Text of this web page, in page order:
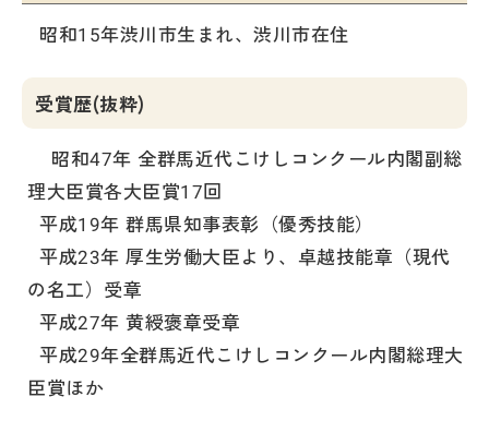
昭和15年渋川市生まれ、渋川市在住
受賞歴(抜粋)
昭和47年 全群馬近代こけしコンクール内閣副総
理大臣賞各大臣賞17回
平成19年 群馬県知事表彰（優秀技能）
平成23年 厚生労働大臣より、卓越技能章（現代
の名工）受章
平成27年 黄綬褒章受章
平成29年全群馬近代こけしコンクール内閣総理大
臣賞ほか